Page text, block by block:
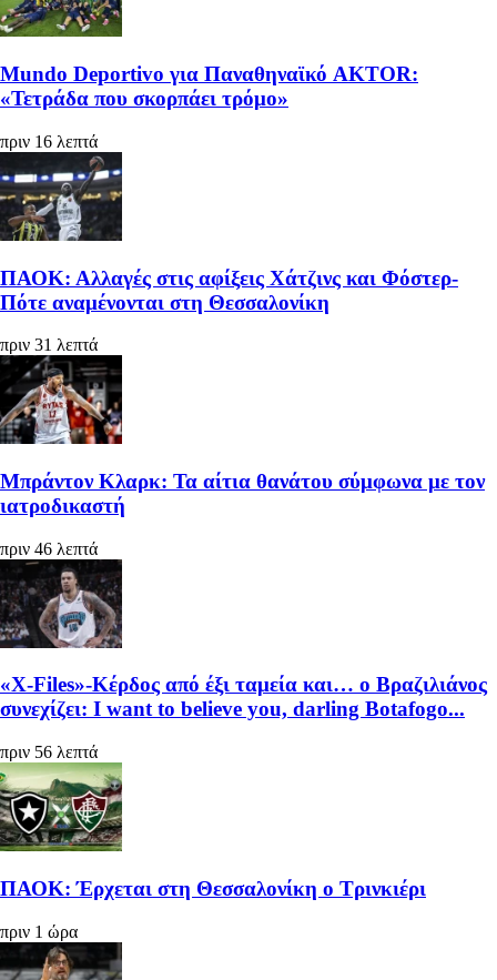
Mundo Deportivo για Παναθηναϊκό AKTOR:
«Τετράδα που σκορπάει τρόμο»
πριν 16 λεπτά
ΠΑΟΚ: Αλλαγές στις αφίξεις Χάτζινς και Φόστερ-
Πότε αναμένονται στη Θεσσαλονίκη
πριν 31 λεπτά
Μπράντον Κλαρκ: Τα αίτια θανάτου σύμφωνα με τον
ιατροδικαστή
πριν 46 λεπτά
«X-Files»-Κέρδος από έξι ταμεία και… ο Βραζιλιάνος
συνεχίζει: I want to believe you, darling Botafogo...
πριν 56 λεπτά
ΠΑΟΚ: Έρχεται στη Θεσσαλονίκη ο Τρινκιέρι
πριν 1 ώρα